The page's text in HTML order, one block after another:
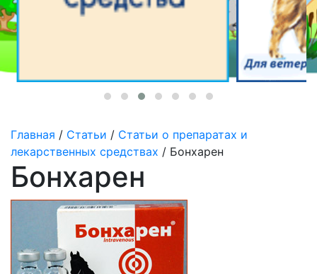
Главная / Статьи / Статьи о препаратах и
лекарственных средствах / Бонхарен
Бонхарен